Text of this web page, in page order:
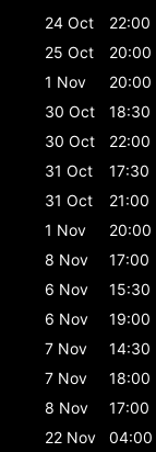
24 Oct
22:00
25 Oct
20:00
1 Nov
20:00
30 Oct
18:30
30 Oct
22:00
31 Oct
17:30
31 Oct
21:00
1 Nov
20:00
8 Nov
17:00
6 Nov
15:30
6 Nov
19:00
7 Nov
14:30
7 Nov
18:00
8 Nov
17:00
22 Nov
04:00